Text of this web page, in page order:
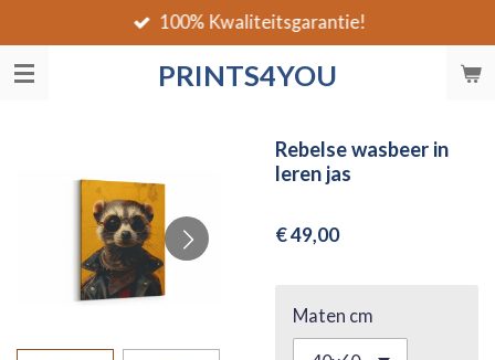
direct
naar
PRINTS4YOU
100% Kwaliteitsgarantie!
Rebelse wasbeer in
leren jas
€ 49,00
Maten cm